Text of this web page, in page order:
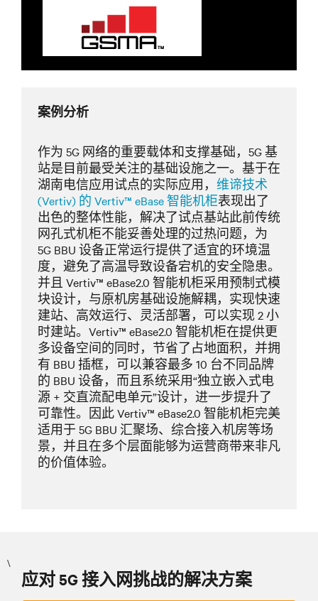
案例分析
作为 5G 网络的重要载体和支撑基础，5G 基
站是目前最受关注的基础设施之一。基于在
湖南电信应用试点的实际应用， 维谛技术
(Vertiv) 的 Vertiv™ eBase 智能机柜表现出了
出色的整体性能，解决了试点基站此前传统
网孔式机柜不能妥善处理的过热问题，为
5G BBU 设备正常运行提供了适宜的环境温
度，避免了高温导致设备宕机的安全隐患。
并且 Vertiv™ eBase2.0 智能机柜采用预制式模
块设计，与原机房基础设施解耦，实现快速
建站、高效运行、灵活部署，可以实现 2 小
时建站。Vertiv™ eBase2.0 智能机柜在提供更
多设备空间的同时，节省了占地面积，并拥
有 BBU 插框，可以兼容最多 10 台不同品牌
的 BBU 设备，而且系统采用“独立嵌入式电
源 + 交直流配电单元”设计，进一步提升了
可靠性。因此 Vertiv™ eBase2.0 智能机柜完美
适用于 5G BBU 汇聚场、综合接入机房等场
景，并且在多个层面能够为运营商带来非凡
的价值体验。
\
应对 5G 接入网挑战的解决方案